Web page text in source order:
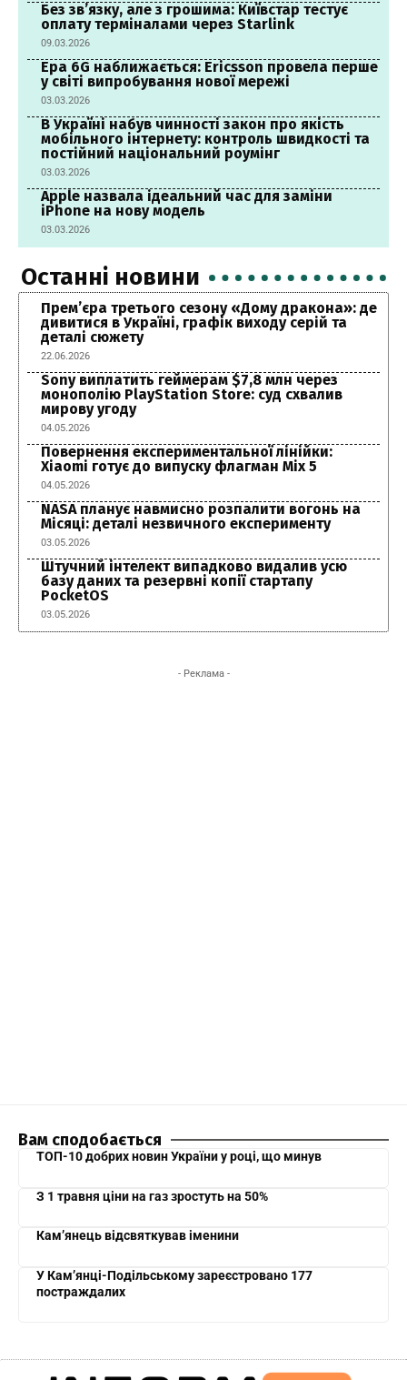
Без зв’язку, але з грошима: Київстар тестує
оплату терміналами через Starlink
09.03.2026
Ера 6G наближається: Ericsson провела перше
у світі випробування нової мережі
03.03.2026
В Україні набув чинності закон про якість
мобільного інтернету: контроль швидкості та
постійний національний роумінг
03.03.2026
Apple назвала ідеальний час для заміни
iPhone на нову модель
03.03.2026
Останні новини
Прем’єра третього сезону «Дому дракона»: де
дивитися в Україні, графік виходу серій та
деталі сюжету
22.06.2026
Sony виплатить геймерам $7,8 млн через
монополію PlayStation Store: суд схвалив
мирову угоду
04.05.2026
Повернення експериментальної лінійки:
Xiaomi готує до випуску флагман Mix 5
04.05.2026
NASA планує навмисно розпалити вогонь на
Місяці: деталі незвичного експерименту
03.05.2026
Штучний інтелект випадково видалив усю
базу даних та резервні копії стартапу
PocketOS
03.05.2026
- Реклама -
Вам сподобається
ТОП-10 добрих новин України у році, що минув
З 1 травня ціни на газ зростуть на 50%
Кам’янець відсвяткував іменини
У Кам’янці-Подільському зареєстровано 177
постраждалих